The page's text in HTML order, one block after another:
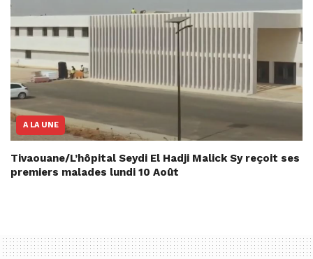
A LA UNE
Tivaouane/L’hôpital Seydi El Hadji Malick Sy reçoit ses
premiers malades lundi 10 Août